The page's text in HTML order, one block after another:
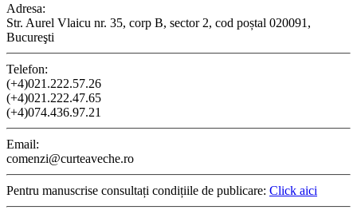
Adresa:
Str. Aurel Vlaicu nr. 35, corp B, sector 2, cod poștal 020091,
Bucureşti
Telefon:
(+4)021.222.57.26
(+4)021.222.47.65
(+4)074.436.97.21
Email:
comenzi@curteaveche.ro
Pentru manuscrise consultați condițiile de publicare: Click aici